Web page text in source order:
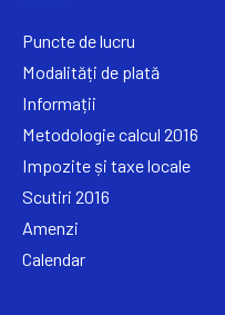
Puncte de lucru
Modalități de plată
Informații
Metodologie calcul 2016
Impozite și taxe locale
Scutiri 2016
Amenzi
Calendar